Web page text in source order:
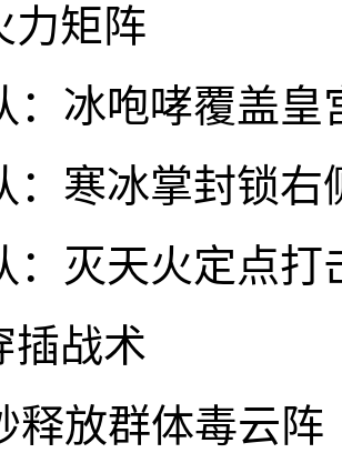
力矩阵
：冰咆哮覆盖皇
：寒冰掌封锁右
：灭天火定点打
插战术
释放群体毒云阵